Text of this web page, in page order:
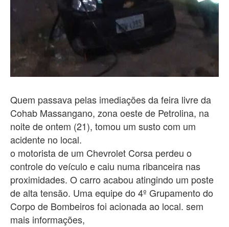
Quem passava pelas imediações da feira livre da
Cohab Massangano, zona oeste de Petrolina, na
noite de ontem (21), tomou um susto com um
acidente no local.
o motorista de um Chevrolet Corsa perdeu o
controle do veículo e caiu numa ribanceira nas
proximidades. O carro acabou atingindo um poste
de alta tensão. Uma equipe do 4º Grupamento do
Corpo de Bombeiros foi acionada ao local. sem
mais informações,